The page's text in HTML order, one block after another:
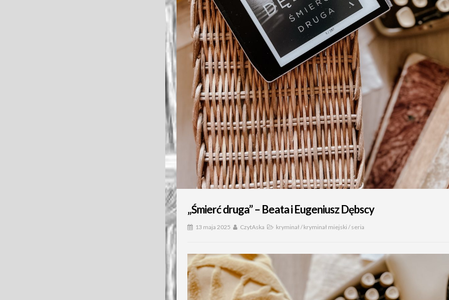
„Śmierć druga” – Beata i Eugeniusz Dębscy
13 maja 2025 CzytAska kryminał/kryminał miejski /seria